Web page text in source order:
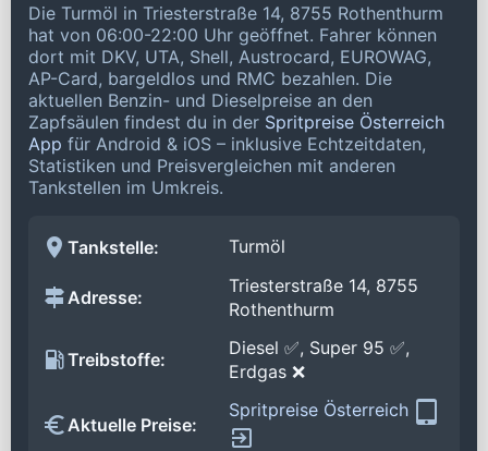
Die Turmöl in Triesterstraße 14, 8755 Rothenthurm
hat von 06:00-22:00 Uhr geöffnet. Fahrer können
dort mit DKV, UTA, Shell, Austrocard, EUROWAG,
AP-Card, bargeldlos und RMC bezahlen. Die
aktuellen Benzin- und Dieselpreise an den
Zapfsäulen findest du in der Spritpreise Österreich
App für Android & iOS – inklusive Echtzeitdaten,
Statistiken und Preisvergleichen mit anderen
Tankstellen im Umkreis.
Tankstelle: Turmöl
Adresse:
Triesterstraße 14, 8755
Rothenthurm
Treibstoffe:
Diesel ✅, Super 95 ✅,
Erdgas ❌
Aktuelle Preise:
Spritpreise Österreich